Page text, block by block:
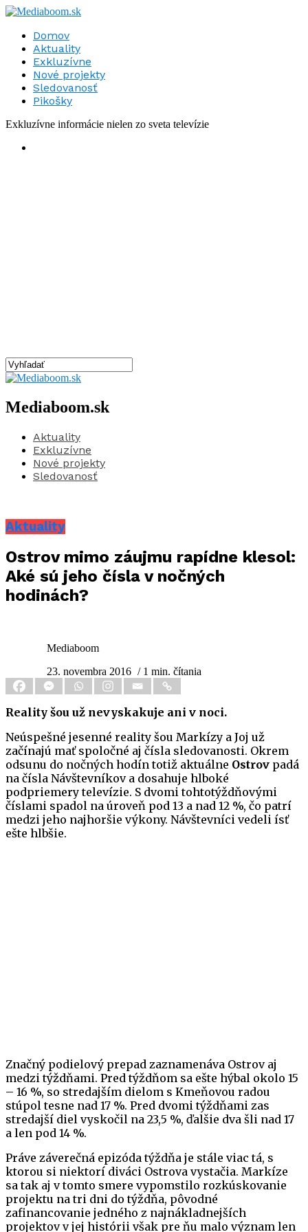
Domov
Aktuality
Exkluzívne
Nové projekty
Sledovanosť
Pikošky
Exkluzívne informácie nielen zo sveta televízie
Mediaboom.sk
Aktuality
Exkluzívne
Nové projekty
Sledovanosť
Aktuality
Ostrov mimo záujmu rapídne klesol:
Aké sú jeho čísla v nočných
hodinách?
Mediaboom
23. novembra 2016 / 1 min. čítania
Reality šou už nevyskakuje ani v noci.
Neúspešné jesenné reality šou Markízy a Joj už
začínajú mať spoločné aj čísla sledovanosti. Okrem
odsunu do nočných hodín totiž aktuálne Ostrov padá
na čísla Návštevníkov a dosahuje hlboké
podpriemery televízie. S dvomi tohtotýždňovými
číslami spadol na úroveň pod 13 a nad 12 %, čo patrí
medzi jeho najhoršie výkony. Návštevníci vedeli ísť
ešte hlbšie.
Značný podielový prepad zaznamenáva Ostrov aj
medzi týždňami. Pred týždňom sa ešte hýbal okolo 15
– 16 %, so stredajším dielom s Kmeňovou radou
stúpol tesne nad 17 %. Pred dvomi týždňami zas
stredajší diel vyskočil na 23,5 %, ďalšie dva šli nad 17
a len pod 14 %.
Práve záverečná epizóda týždňa je stále viac tá, s
ktorou si niektorí diváci Ostrova vystačia. Markíze
sa tak aj v tomto smere vypomstilo rozkúskovanie
projektu na tri dni do týždňa, pôvodné
zafinancovanie jedného z najnákladnejších
projektov v jej histórii však pre ňu malo význam len